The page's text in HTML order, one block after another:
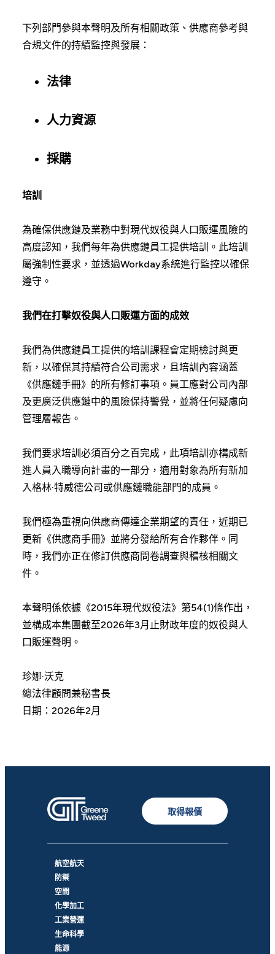
下列部門參與本聲明及所有相關政策、供應商參考與
合規文件的持續監控與發展：
法律
人力資源
採購
培訓
為確保供應鏈及業務中對現代奴役與人口販運風險的
高度認知，我們每年為供應鏈員工提供培訓。此培訓
屬強制性要求，並透過Workday系統進行監控以確保
遵守。
我們在打擊奴役與人口販運方面的成效
我們為供應鏈員工提供的培訓課程會定期檢討與更
新，以確保其持續符合公司需求，且培訓內容涵蓋
《供應鏈手冊》的所有修訂事項。員工應對公司內部
及更廣泛供應鏈中的風險保持警覺，並將任何疑慮向
管理層報告。
我們要求培訓必須百分之百完成，此項培訓亦構成新
進人員入職導向計畫的一部分，適用對象為所有新加
入格林·特威德公司或供應鏈職能部門的成員。
我們極為重視向供應商傳達企業期望的責任，近期已
更新《供應商手冊》並將分發給所有合作夥伴。同
時，我們亦正在修訂供應商問卷調查與稽核相關文
件。
本聲明係依據《2015年現代奴役法》第54(1)條作出，
並構成本集團截至2026年3月止財政年度的奴役與人
口販運聲明。
珍娜·沃克
總法律顧問兼秘書長
日期：2026年2月
取得報價
航空航天
防禦
空間
化學加工
工業營運
生命科學
能源